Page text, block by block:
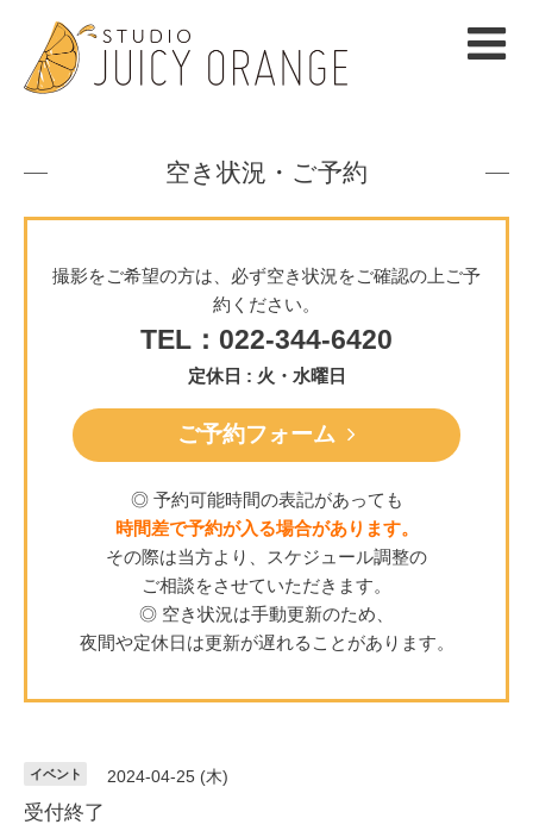
空き状況・ご予約
撮影をご希望の方は、必ず空き状況をご確認の上ご予
約ください。
TEL：022-344-6420
定休日 : 火・水曜日
ご予約フォーム
◎ 予約可能時間の表記があっても
時間差で予約が入る場合があります。
その際は当方より、スケジュール調整の
ご相談をさせていただきます。
◎ 空き状況は手動更新のため、
夜間や定休日は更新が遅れることがあります。
イベント 2024-04-25 (木)
受付終了